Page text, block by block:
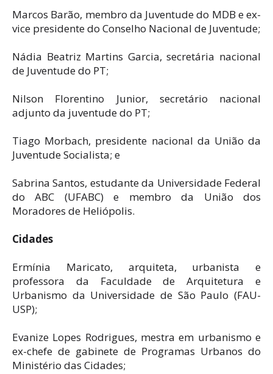
Marcos Barão, membro da Juventude do MDB e ex-
vice presidente do Conselho Nacional de Juventude;
Nádia Beatriz Martins Garcia, secretária nacional
de Juventude do PT;
Nilson Florentino Junior, secretário nacional
adjunto da juventude do PT;
Tiago Morbach, presidente nacional da União da
Juventude Socialista; e
Sabrina Santos, estudante da Universidade Federal
do ABC (UFABC) e membro da União dos
Moradores de Heliópolis.
Cidades
Ermínia Maricato, arquiteta, urbanista e
professora da Faculdade de Arquitetura e
Urbanismo da Universidade de São Paulo (FAU-
USP);
Evanize Lopes Rodrigues, mestra em urbanismo e
ex-chefe de gabinete de Programas Urbanos do
Ministério das Cidades;